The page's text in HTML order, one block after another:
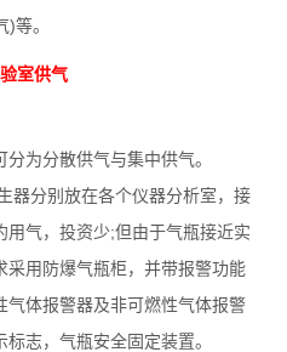
等。
为分散供气与集中供气。
器分别放在各个仪器分析室，接
气，投资少;但由于气瓶接近实
采用防爆气瓶柜，并带报警功能
气体报警器及非可燃性气体报警
志，气瓶安全固定装置。